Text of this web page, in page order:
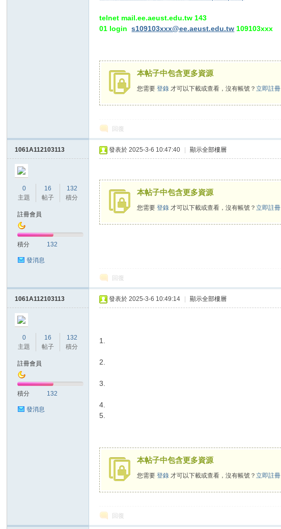
telnet mail.ee.aeust.edu.tw 143
01 logins109103xxx@ee.aeust.edu.tw 109103xxx
本帖子中包含更多資源
您需要登錄 才可以下載或查看，沒有帳號？立即註冊
回復
1061A112103113
0
主題
16
帖子
132
積分
註冊會員
積分 132
發消息
發表於 2025-3-6 10:47:40 顯示全部樓層
本帖子中包含更多資源
您需要登錄 才可以下載或查看，沒有帳號？立即註冊
回復
1061A112103113
0
主題
16
帖子
132
積分
註冊會員
積分 132
發消息
發表於 2025-3-6 10:49:14 顯示全部樓層
1.
2.
3.
4.
5.
本帖子中包含更多資源
您需要登錄 才可以下載或查看，沒有帳號？立即註冊
回復